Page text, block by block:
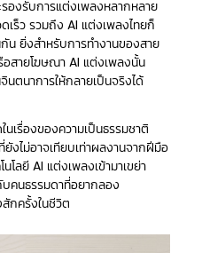
รองรับการแต่งเพลงหลากหลาย
เร็ว รวมถึง AI แต่งเพลงไทยก็
น ยิ่งสำหรับการทำงานของสาย
สายโฆษณา AI แต่งเพลงนั้น
นตนาการให้กลายเป็นจริงได้
เรื่องของความเป็นธรรมชาติ
งไม่อาจเทียบเท่าผลงานจากฝีมือ
โลยี AI แต่งเพลงเข้ามาเขย่า
บคนธรรมดาที่อยากลอง
กครั้งในชีวิต